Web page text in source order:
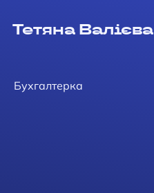
Тетяна Валієва
Бухгалтерка